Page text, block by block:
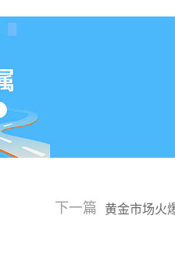
下一篇 黄金市场火